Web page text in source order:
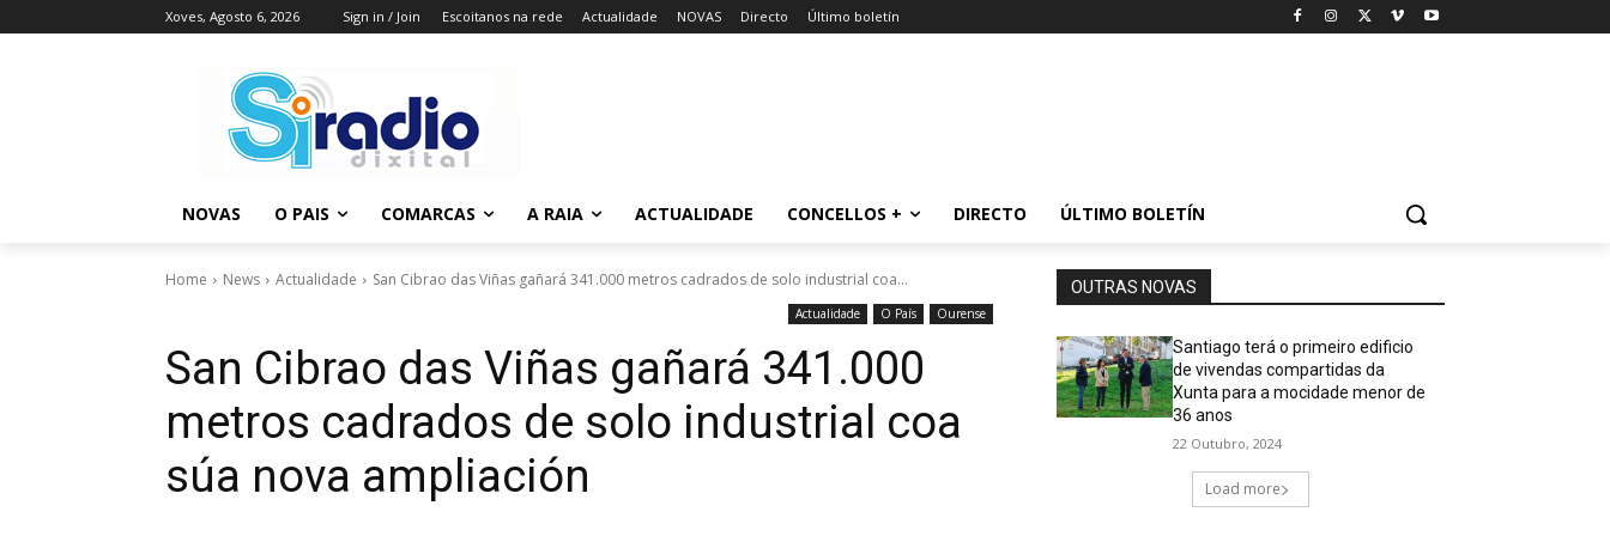
Xoves, Agosto 6, 2026 Sign in / Join Escoitanos na rede Actualidade NOVAS Directo Último boletín
NOVAS O PAIS COMARCAS A RAIA ACTUALIDADE CONCELLOS + DIRECTO ÚLTIMO BOLETÍN
Home News Actualidade San Cibrao das Viñas gañará 341.000 metros cadrados de solo industrial coa...
Actualidade O País Ourense
San Cibrao das Viñas gañará 341.000
metros cadrados de solo industrial coa
súa nova ampliación
OUTRAS NOVAS
Santiago terá o primeiro edificio
de vivendas compartidas da
Xunta para a mocidade menor de
36 anos
22 Outubro, 2024
Load more